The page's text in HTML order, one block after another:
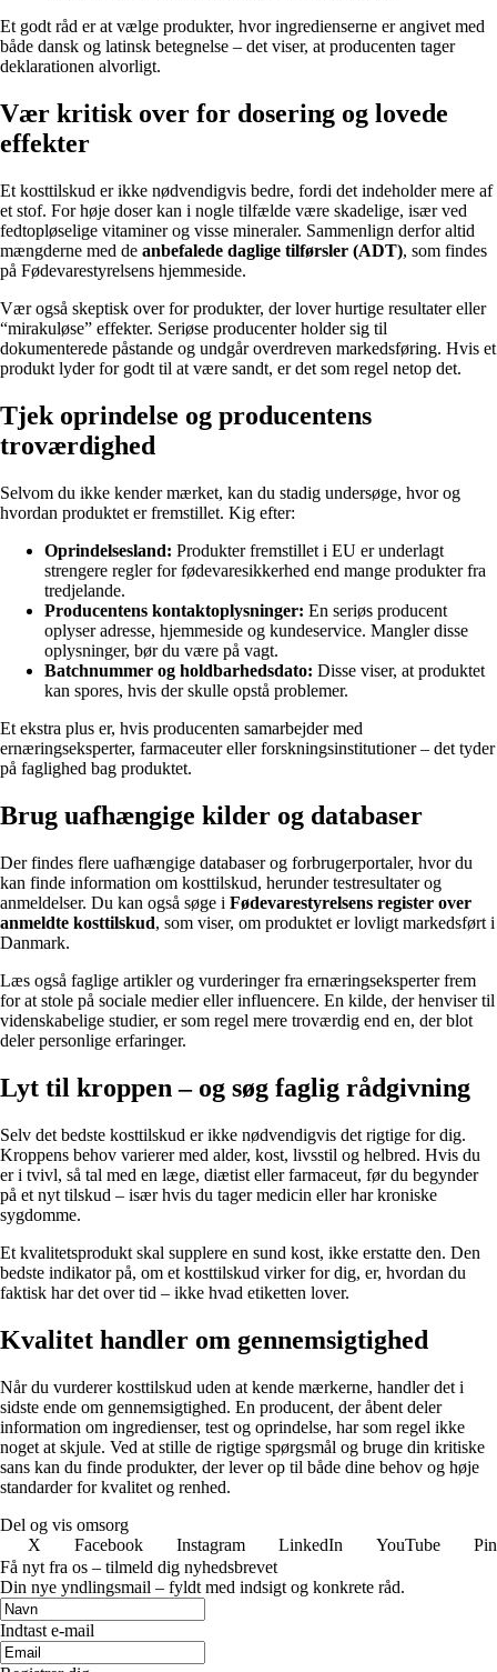
Et godt råd er at vælge produkter, hvor ingredienserne er angivet med
både dansk og latinsk betegnelse – det viser, at producenten tager
deklarationen alvorligt.
Vær kritisk over for dosering og lovede
effekter
Et kosttilskud er ikke nødvendigvis bedre, fordi det indeholder mere af
et stof. For høje doser kan i nogle tilfælde være skadelige, især ved
fedtopløselige vitaminer og visse mineraler. Sammenlign derfor altid
mængderne med de anbefalede daglige tilførsler (ADT), som findes
på Fødevarestyrelsens hjemmeside.
Vær også skeptisk over for produkter, der lover hurtige resultater eller
“mirakuløse” effekter. Seriøse producenter holder sig til
dokumenterede påstande og undgår overdreven markedsføring. Hvis et
produkt lyder for godt til at være sandt, er det som regel netop det.
Tjek oprindelse og producentens
troværdighed
Selvom du ikke kender mærket, kan du stadig undersøge, hvor og
hvordan produktet er fremstillet. Kig efter:
Oprindelsesland: Produkter fremstillet i EU er underlagt
strengere regler for fødevaresikkerhed end mange produkter fra
tredjelande.
Producentens kontaktoplysninger: En seriøs producent
oplyser adresse, hjemmeside og kundeservice. Mangler disse
oplysninger, bør du være på vagt.
Batchnummer og holdbarhedsdato: Disse viser, at produktet
kan spores, hvis der skulle opstå problemer.
Et ekstra plus er, hvis producenten samarbejder med
ernæringseksperter, farmaceuter eller forskningsinstitutioner – det tyder
på faglighed bag produktet.
Brug uafhængige kilder og databaser
Der findes flere uafhængige databaser og forbrugerportaler, hvor du
kan finde information om kosttilskud, herunder testresultater og
anmeldelser. Du kan også søge i Fødevarestyrelsens register over
anmeldte kosttilskud, som viser, om produktet er lovligt markedsført i
Danmark.
Læs også faglige artikler og vurderinger fra ernæringseksperter frem
for at stole på sociale medier eller influencere. En kilde, der henviser til
videnskabelige studier, er som regel mere troværdig end en, der blot
deler personlige erfaringer.
Lyt til kroppen – og søg faglig rådgivning
Selv det bedste kosttilskud er ikke nødvendigvis det rigtige for dig.
Kroppens behov varierer med alder, kost, livsstil og helbred. Hvis du
er i tvivl, så tal med en læge, diætist eller farmaceut, før du begynder
på et nyt tilskud – især hvis du tager medicin eller har kroniske
sygdomme.
Et kvalitetsprodukt skal supplere en sund kost, ikke erstatte den. Den
bedste indikator på, om et kosttilskud virker for dig, er, hvordan du
faktisk har det over tid – ikke hvad etiketten lover.
Kvalitet handler om gennemsigtighed
Når du vurderer kosttilskud uden at kende mærkerne, handler det i
sidste ende om gennemsigtighed. En producent, der åbent deler
information om ingredienser, test og oprindelse, har som regel ikke
noget at skjule. Ved at stille de rigtige spørgsmål og bruge din kritiske
sans kan du finde produkter, der lever op til både dine behov og høje
standarder for kvalitet og renhed.
Del og vis omsorg
X
Facebook Instagram LinkedIn YouTube
Få nyt fra os – tilmeld dig nyhedsbrevet
Din nye yndlingsmail – fyldt med indsigt og konkrete råd.
Indtast e-mail